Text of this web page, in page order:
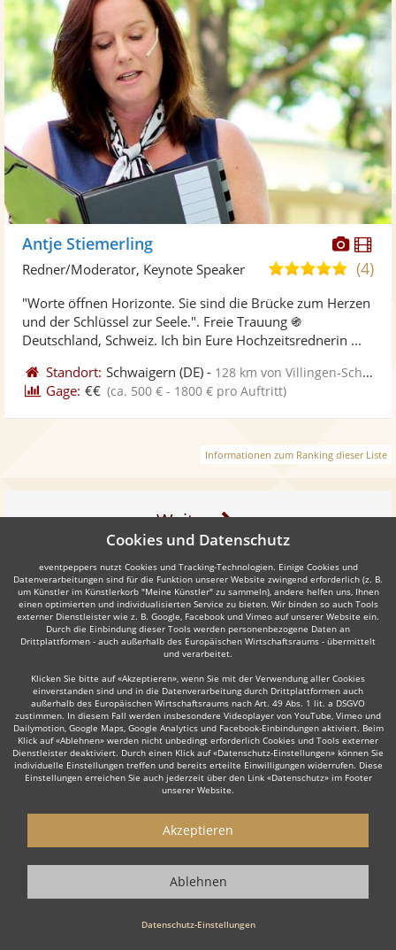
Fotos
Antje Stiemerling
4,8
5
(4)
Redner/Moderator, Keynote Speaker
"Worte öffnen Horizonte. Sie sind die Brücke zum Herzen
und der Schlüssel zur Seele.". Freie Trauung ֍
Deutschland, Schweiz. Ich bin Eure Hochzeitsrednerin ...
Standort: Schwaigern (DE) - 128 km von Villingen-Schwenningen
Gage: €€ (ca. 500 € - 1800 € pro Auftritt)
Informationen zum Ranking dieser Liste
Weiter
Auch interessant:
Trompeter Trauerredner Dudelsackspieler
Wie funktioniert's?
Starten Sie mit dem Button 'Kostenlos anfragen' eine Anfrage an die für
Sie interessanten Moderatoren - also z. B. bestimmte Redner. Diesen
Button finden Sie auf den jeweiligen Künstler-Profil-Seiten der Redner.
2. Angebote erhalten & Details besprechen
Cookies und Datenschutz
eventpeppers nutzt Cookies und Tracking-Technologien. Einige Cookies und
Datenverarbeitungen sind für die Funktion unserer Website zwingend erforderlich (z. B.
um Künstler im Künstlerkorb "Meine Künstler" zu sammeln), andere helfen uns, Ihnen
einen optimierten und individualisierten Service zu bieten. Wir binden so auch Tools
externer Dienstleister wie z. B. Google, Facebook und Vimeo auf unserer Website ein.
Durch die Einbindung dieser Tools werden personenbezogene Daten an
Drittplattformen - auch außerhalb des Europäischen Wirtschaftsraums - übermittelt
und verarbeitet.
Klicken Sie bitte auf «Akzeptieren», wenn Sie mit der Verwendung aller Cookies
einverstanden sind und in die Datenverarbeitung durch Drittplattformen auch
außerhalb des Europäischen Wirtschaftsraums nach Art. 49 Abs. 1 lit. a DSGVO
zustimmen. In diesem Fall werden insbesondere Videoplayer von YouTube, Vimeo und
Dailymotion, Google Maps, Google Analytics und Facebook-Einbindungen aktiviert. Beim
Klick auf «Ablehnen» werden nicht unbedingt erforderlich Cookies und Tools externer
Dienstleister deaktiviert. Durch einen Klick auf «Datenschutz-Einstellungen» können Sie
individuelle Einstellungen treffen und bereits erteilte Einwilligungen widerrufen. Diese
Einstellungen erreichen Sie auch jederzeit über den Link «Datenschutz» im Footer
unserer Website.
Datenschutz-Einstellungen
Akzeptieren
Ablehnen